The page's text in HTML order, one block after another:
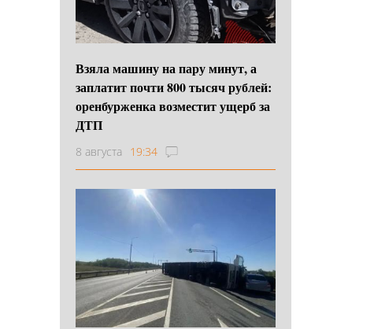
Взяла машину на пару минут, а
заплатит почти 800 тысяч рублей:
оренбурженка возместит ущерб за
ДТП
8 августа 19:34